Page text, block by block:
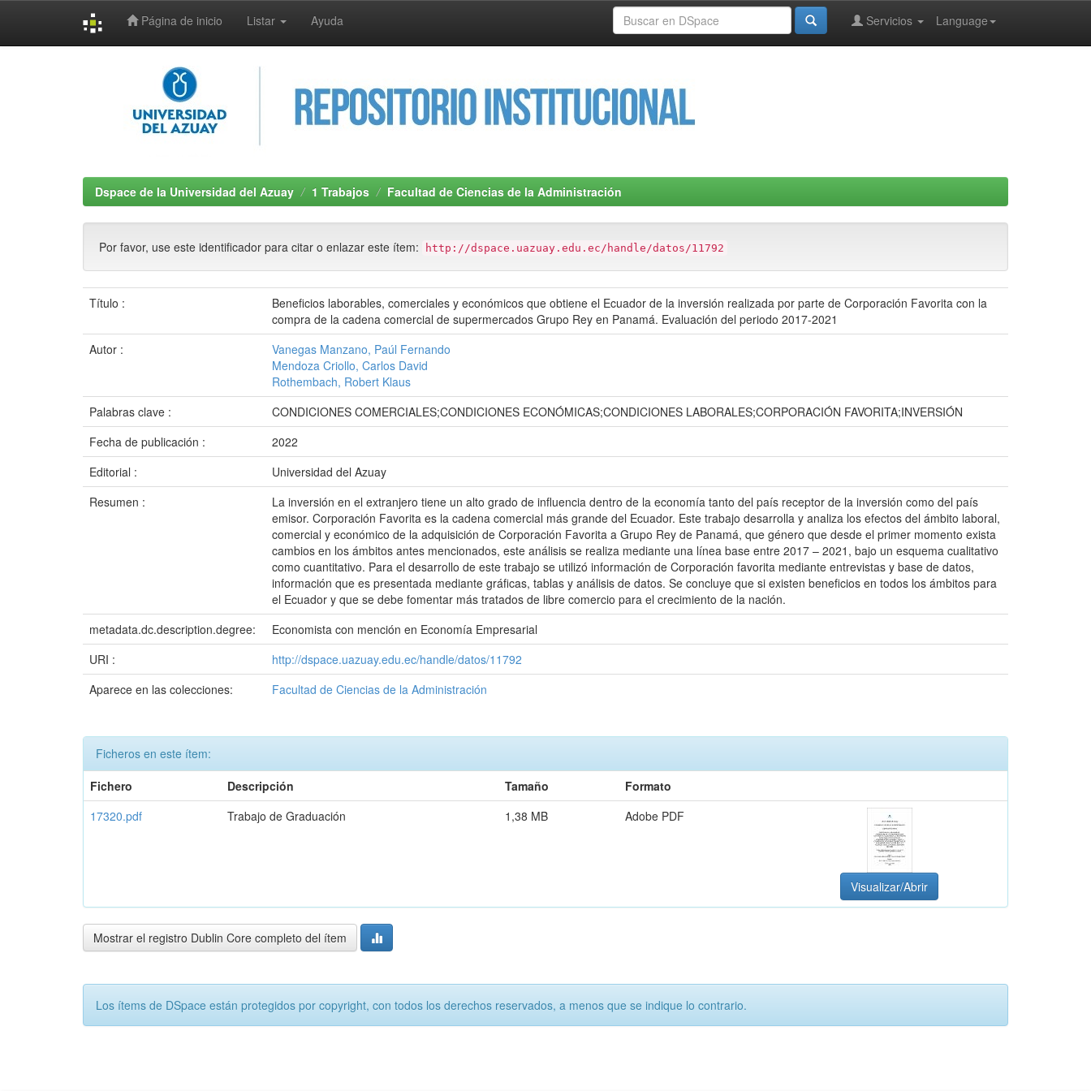
Página de inicio Listar Ayuda Language
Servicios
Dspace de la Universidad del Azuay 1 Trabajos Facultad de Ciencias de la Administración
Por favor, use este identificador para citar o enlazar este ítem: http://dspace.uazuay.edu.ec/handle/datos/11792
Título :
Beneficios laborables, comerciales y económicos que obtiene el Ecuador de la inversión realizada por parte de Corporación Favorita con la
compra de la cadena comercial de supermercados Grupo Rey en Panamá. Evaluación del periodo 2017-2021
Autor :
Vanegas Manzano, Paúl Fernando
Mendoza Criollo, Carlos David
Rothembach, Robert Klaus
Palabras clave :
CONDICIONES COMERCIALES;CONDICIONES ECONÓMICAS;CONDICIONES LABORALES;CORPORACIÓN FAVORITA;INVERSIÓN
Fecha de publicación :
2022
Editorial :
Universidad del Azuay
Resumen :
La inversión en el extranjero tiene un alto grado de influencia dentro de la economía tanto del país receptor de la inversión como del país
emisor. Corporación Favorita es la cadena comercial más grande del Ecuador. Este trabajo desarrolla y analiza los efectos del ámbito laboral,
comercial y económico de la adquisición de Corporación Favorita a Grupo Rey de Panamá, que género que desde el primer momento exista
cambios en los ámbitos antes mencionados, este análisis se realiza mediante una línea base entre 2017 – 2021, bajo un esquema cualitativo
como cuantitativo. Para el desarrollo de este trabajo se utilizó información de Corporación favorita mediante entrevistas y base de datos,
información que es presentada mediante gráficas, tablas y análisis de datos. Se concluye que si existen beneficios en todos los ámbitos para
el Ecuador y que se debe fomentar más tratados de libre comercio para el crecimiento de la nación.
metadata.dc.description.degree:
Economista con mención en Economía Empresarial
URI :
http://dspace.uazuay.edu.ec/handle/datos/11792
Aparece en las colecciones:
Facultad de Ciencias de la Administración
Ficheros en este ítem:
Fichero
Descripción Tamaño
Formato
17320.pdf
Trabajo de Graduación 1,38 MB Adobe PDF
Visualizar/Abrir
Mostrar el registro Dublin Core completo del ítem
Los ítems de DSpace están protegidos por copyright, con todos los derechos reservados, a menos que se indique lo contrario.